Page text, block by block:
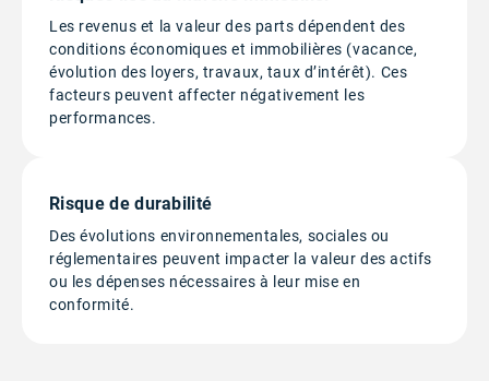
Les revenus et la valeur des parts dépendent des
conditions économiques et immobilières (vacance,
évolution des loyers, travaux, taux d’intérêt). Ces
facteurs peuvent affecter négativement les
performances.
Risque de durabilité
Des évolutions environnementales, sociales ou
réglementaires peuvent impacter la valeur des actifs
ou les dépenses nécessaires à leur mise en
conformité.